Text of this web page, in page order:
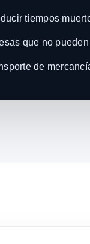
tiempos
que no pueden
de